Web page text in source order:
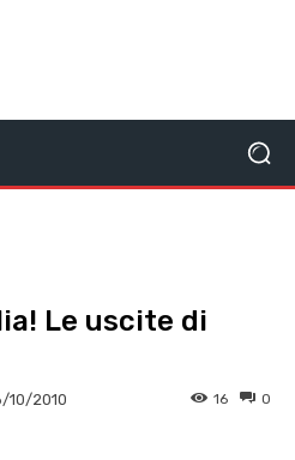
Le uscite di
10/2010 0
16